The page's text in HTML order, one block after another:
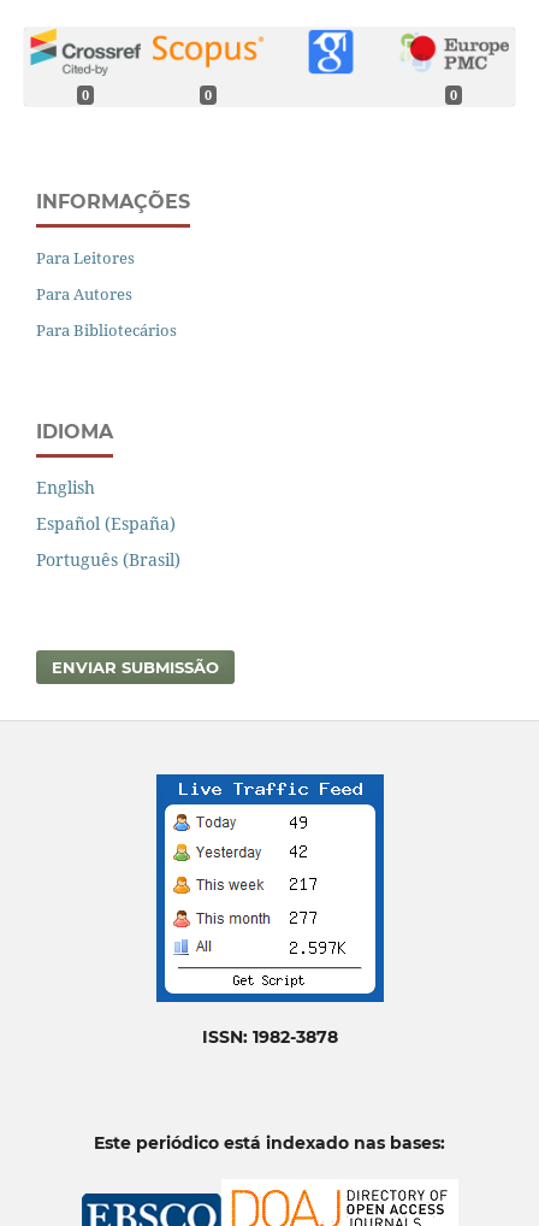
0 0 0
INFORMAÇÕES
Para Leitores
Para Autores
Para Bibliotecários
IDIOMA
English
Español (España)
Português (Brasil)
ENVIAR SUBMISSÃO
ISSN: 1982-3878
Este periódico está indexado nas bases: